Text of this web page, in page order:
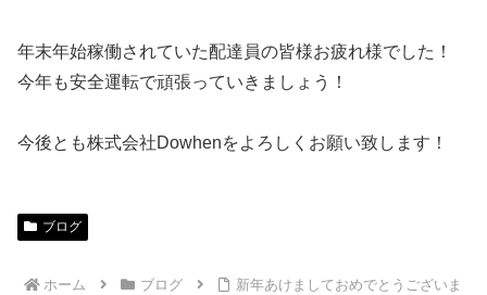
年末年始稼働されていた配達員の皆様お疲れ様でした！
今年も安全運転で頑張っていきましょう！
今後とも株式会社Dowhenをよろしくお願い致します！
ブログ
ホーム ブログ
新年あけましておめでとうございま